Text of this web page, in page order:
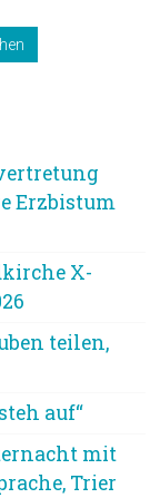
Erzbistum
X-
teilen,
auf“
mit
Trier